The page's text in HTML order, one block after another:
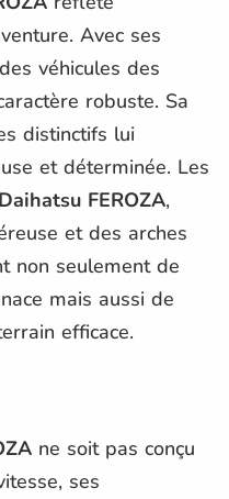
Avec ses
véhicules des
robuste. Sa
distinctifs lui
et déterminée. Les
Daihatsu FEROZA,
et des arches
non seulement de
mais aussi de
efficace.
ne soit pas conçu
ses